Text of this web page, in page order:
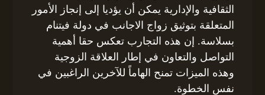
الثقافية والإدارية يمكن أن يؤديا إلى إنجاز الأمور
المتعلقة بتوثيق زواج الاجانب في دولة فيتنام
بسلاسة. إن هذه التجارب تعكس حقا أهمية
التواصل والتعاون في إطار العلاقة الزوجية
وهذه الميزات تمنح الهاماً للآخرين الراغبين في
نفس الخطوة.